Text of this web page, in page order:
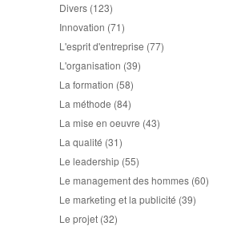
Divers (123)
Innovation (71)
L'esprit d'entreprise (77)
L'organisation (39)
La formation (58)
La méthode (84)
La mise en oeuvre (43)
La qualité (31)
Le leadership (55)
Le management des hommes (60)
Le marketing et la publicité (39)
Le projet (32)